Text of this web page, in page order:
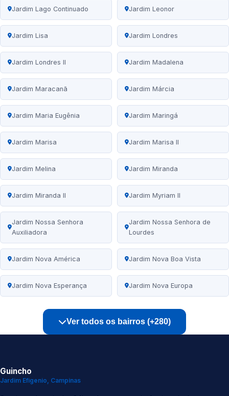
Jardim Lago Continuado Jardim Leonor
Jardim Lisa Jardim Londres
Jardim Londres II Jardim Madalena
Jardim Maracanã Jardim Márcia
Jardim Maria Eugênia Jardim Maringá
Jardim Marisa Jardim Marisa II
Jardim Melina Jardim Miranda
Jardim Miranda II Jardim Myriam II
Jardim Nossa Senhora
Auxiliadora
Jardim Nossa Senhora de
Lourdes
Jardim Nova América Jardim Nova Boa Vista
Jardim Nova Esperança Jardim Nova Europa
Ver todos os bairros (+280)
Guincho
Jardim Efigenio, Campinas